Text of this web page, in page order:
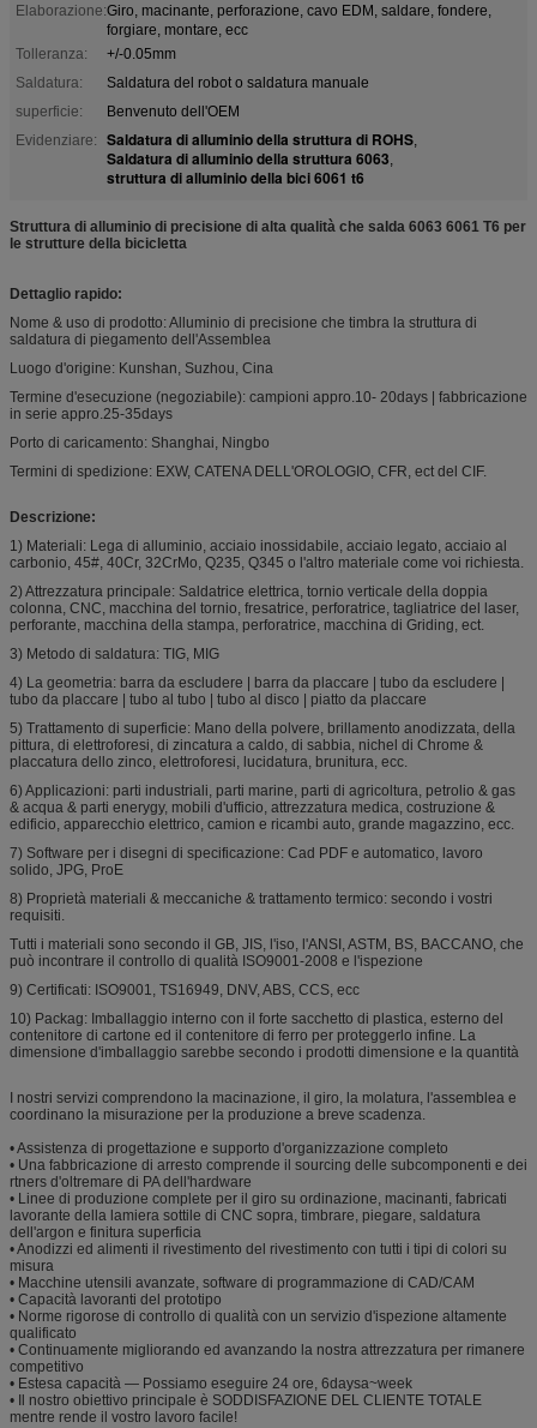
Elaborazione:Giro, macinante, perforazione, cavo EDM, saldare, fondere,
forgiare, montare, ecc
Tolleranza:
+/-0.05mm
Saldatura:
Saldatura del robot o saldatura manuale
superficie:
Benvenuto dell'OEM
Evidenziare:
Saldatura di alluminio della struttura di ROHS,
Saldatura di alluminio della struttura 6063,
struttura di alluminio della bici 6061 t6
Struttura di alluminio di precisione di alta qualità che salda 6063 6061 T6 per
le strutture della bicicletta
Dettaglio rapido:
Nome & uso di prodotto: Alluminio di precisione che timbra la struttura di
saldatura di piegamento dell'Assemblea
Luogo d'origine: Kunshan, Suzhou, Cina
Termine d'esecuzione (negoziabile): campioni appro.10- 20days | fabbricazione
in serie appro.25-35days
Porto di caricamento: Shanghai, Ningbo
Termini di spedizione: EXW, CATENA DELL'OROLOGIO, CFR, ect del CIF.
Descrizione:
1) Materiali: Lega di alluminio, acciaio inossidabile, acciaio legato, acciaio al
carbonio, 45#, 40Cr, 32CrMo, Q235, Q345 o l'altro materiale come voi richiesta.
2) Attrezzatura principale: Saldatrice elettrica, tornio verticale della doppia
colonna, CNC, macchina del tornio, fresatrice, perforatrice, tagliatrice del laser,
perforante, macchina della stampa, perforatrice, macchina di Griding, ect.
3) Metodo di saldatura: TIG, MIG
4) La geometria: barra da escludere | barra da placcare | tubo da escludere |
tubo da placcare | tubo al tubo | tubo al disco | piatto da placcare
5) Trattamento di superficie: Mano della polvere, brillamento anodizzata, della
pittura, di elettroforesi, di zincatura a caldo, di sabbia, nichel di Chrome &
placcatura dello zinco, elettroforesi, lucidatura, brunitura, ecc.
6) Applicazioni: parti industriali, parti marine, parti di agricoltura, petrolio & gas
& acqua & parti enerygy, mobili d'ufficio, attrezzatura medica, costruzione &
edificio, apparecchio elettrico, camion e ricambi auto, grande magazzino, ecc.
7) Software per i disegni di specificazione: Cad PDF e automatico, lavoro
solido, JPG, ProE
8) Proprietà materiali & meccaniche & trattamento termico: secondo i vostri
requisiti.
Tutti i materiali sono secondo il GB, JIS, l'iso, l'ANSI, ASTM, BS, BACCANO, che
può incontrare il controllo di qualità ISO9001-2008 e l'ispezione
9) Certificati: ISO9001, TS16949, DNV, ABS, CCS, ecc
10) Packag: Imballaggio interno con il forte sacchetto di plastica, esterno del
contenitore di cartone ed il contenitore di ferro per proteggerlo infine. La
dimensione d'imballaggio sarebbe secondo i prodotti dimensione e la quantità
I nostri servizi comprendono la macinazione, il giro, la molatura, l'assemblea e
coordinano la misurazione per la produzione a breve scadenza.
• Assistenza di progettazione e supporto d'organizzazione completo
• Una fabbricazione di arresto comprende il sourcing delle subcomponenti e dei
rtners d'oltremare di PA dell'hardware
• Linee di produzione complete per il giro su ordinazione, macinanti, fabricati
lavorante della lamiera sottile di CNC sopra, timbrare, piegare, saldatura
dell'argon e finitura superficia
• Anodizzi ed alimenti il rivestimento del rivestimento con tutti i tipi di colori su
misura
• Macchine utensili avanzate, software di programmazione di CAD/CAM
• Capacità lavoranti del prototipo
• Norme rigorose di controllo di qualità con un servizio d'ispezione altamente
qualificato
• Continuamente migliorando ed avanzando la nostra attrezzatura per rimanere
competitivo
• Estesa capacità — Possiamo eseguire 24 ore, 6daysa~week
• Il nostro obiettivo principale è SODDISFAZIONE DEL CLIENTE TOTALE
mentre rende il vostro lavoro facile!